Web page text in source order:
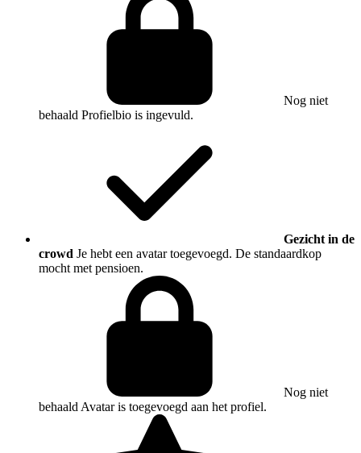
Nog niet
behaald Profielbio is ingevuld.
Gezicht in de
crowd Je hebt een avatar toegevoegd. De standaardkop
mocht met pensioen.
Nog niet
behaald Avatar is toegevoegd aan het profiel.